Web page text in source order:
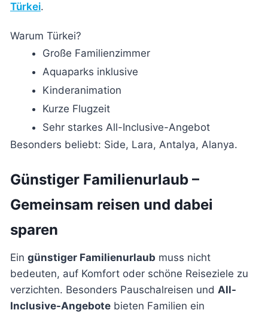
Türkei.
Warum Türkei?
Große Familienzimmer
Aquaparks inklusive
Kinderanimation
Kurze Flugzeit
Sehr starkes All-Inclusive-Angebot
Besonders beliebt: Side, Lara, Antalya, Alanya.
Günstiger Familienurlaub –
Gemeinsam reisen und dabei
sparen
Ein günstiger Familienurlaub muss nicht
bedeuten, auf Komfort oder schöne Reiseziele zu
verzichten. Besonders Pauschalreisen und All-
Inclusive-Angebote bieten Familien ein